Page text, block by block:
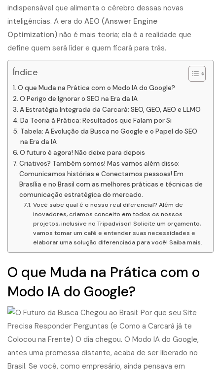
indispensável que alimenta o cérebro dessas novas
inteligências. A era do AEO (Answer Engine
Optimization) não é mais teoria; ela é a realidade que
define quem será líder e quem ficará para trás.
Índice
O que Muda na Prática com o Modo IA do Google?
O Perigo de Ignorar o SEO na Era da IA
A Estratégia Integrada da Carcará: SEO, GEO, AEO e LLMO
Da Teoria à Prática: Resultados que Falam por Si
Tabela: A Evolução da Busca no Google e o Papel do SEO
na Era da IA
O futuro é agora! Não deixe para depois
Criativos? Também somos! Mas vamos além disso:
Comunicamos histórias e Conectamos pessoas! Em
Brasília e no Brasil com as melhores práticas e técnicas de
comunicação estratégica do mercado.
Você sabe qual é o nosso real diferencial? Além de
inovadores, criamos conceito em todos os nossos
projetos, inclusive no Tripadvisor! Solicite um orçamento,
vamos tomar um café e entender suas necessidades e
elaborar uma solução diferenciada para você! Saiba mais.
O que Muda na Prática com o
Modo IA do Google?